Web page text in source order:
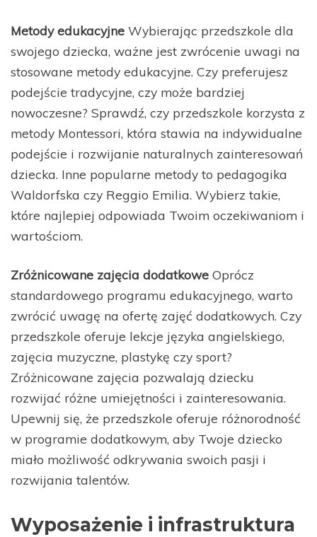
Metody edukacyjne Wybierając przedszkole dla
swojego dziecka, ważne jest zwrócenie uwagi na
stosowane metody edukacyjne. Czy preferujesz
podejście tradycyjne, czy może bardziej
nowoczesne? Sprawdź, czy przedszkole korzysta z
metody Montessori, która stawia na indywidualne
podejście i rozwijanie naturalnych zainteresowań
dziecka. Inne popularne metody to pedagogika
Waldorfska czy Reggio Emilia. Wybierz takie,
które najlepiej odpowiada Twoim oczekiwaniom i
wartościom.
Zróżnicowane zajęcia dodatkowe Oprócz
standardowego programu edukacyjnego, warto
zwrócić uwagę na ofertę zajęć dodatkowych. Czy
przedszkole oferuje lekcje języka angielskiego,
zajęcia muzyczne, plastykę czy sport?
Zróżnicowane zajęcia pozwalają dziecku
rozwijać różne umiejętności i zainteresowania.
Upewnij się, że przedszkole oferuje różnorodność
w programie dodatkowym, aby Twoje dziecko
miało możliwość odkrywania swoich pasji i
rozwijania talentów.
Wyposażenie i infrastruktura